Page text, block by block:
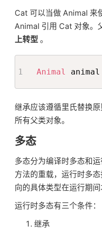
Cat 可以当做 Animal 来
Animal 引用 Cat 对象。
上转型 。
Animal
继承应该遵循里氏替换
所有父类对象。
多态
多态分为编译时多态和
方法的重载，运行时多
向的具体类型在运行期间
运行时多态有三个条件：
继承